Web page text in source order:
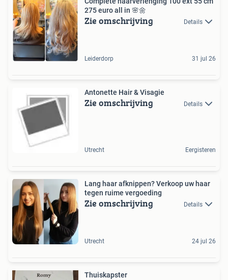
275 euro all in 🌸🌼
Zie omschrijving Details
Leiderdorp 31 jul 26
Antonette Hair & Visagie
Zie omschrijving Details
Utrecht Eergisteren
Lang haar afknippen? Verkoop uw haar
tegen ruime vergoeding
Zie omschrijving Details
Utrecht 24 jul 26
Thuiskapster